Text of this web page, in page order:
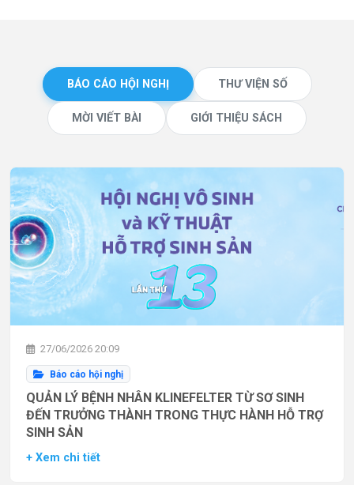
BÁO CÁO HỘI NGHỊ THƯ VIỆN SỐ
MỜI VIẾT BÀI GIỚI THIỆU SÁCH
27/06/2026 20:09
Báo cáo hội nghị
QUẢN LÝ BỆNH NHÂN KLINEFELTER TỪ SƠ SINH
ĐẾN TRƯỞNG THÀNH TRONG THỰC HÀNH HỖ TRỢ
SINH SẢN
+ Xem chi tiết